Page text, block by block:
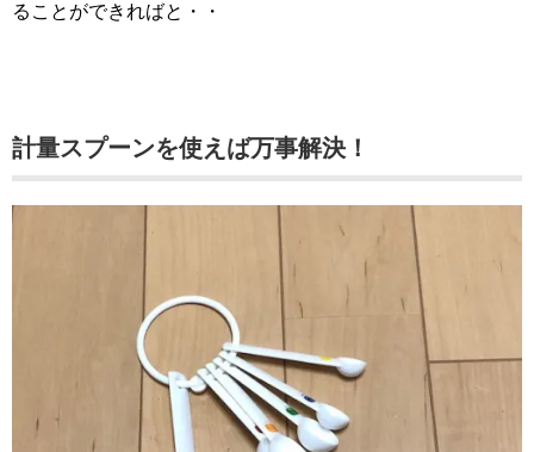
ることができればと・・
計量スプーンを使えば万事解決！